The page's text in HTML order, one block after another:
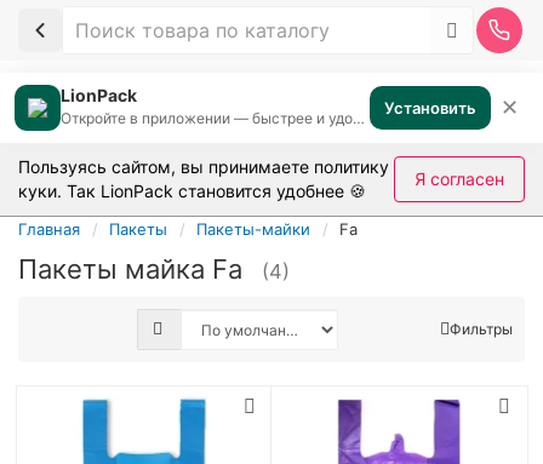
LionPack
Откройте в приложении — быстрее и удобнее Установить ✕
Пользуясь сайтом, вы принимаете политику
куки. Так LionPack становится удобнее 🍪
Я согласен
Главная Пакеты Пакеты-майки Fa
Пакеты майка Fa (4)
Фильтры